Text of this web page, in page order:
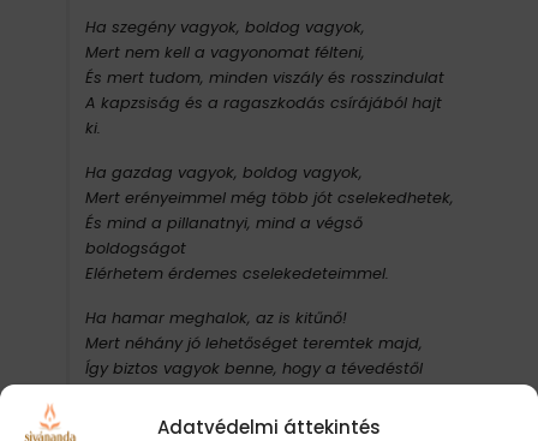
Adatvédelmi áttekintés
Ha szegény vagyok, boldog vagyok,
Mert nem kell a vagyonomat félteni,
És mert tudom, minden viszály és rosszindulat
A kapzsiság és a ragaszkodás csírájából hajt
ki.
Ha gazdag vagyok, boldog vagyok,
Mert erényeimmel még több jót cselekedhetek,
És mind a pillanatnyi, mind a végső
boldogságot
Elérhetem érdemes cselekedeteimmel.
Ha hamar meghalok, az is kitűnő!
Mert néhány jó lehetőséget teremtek majd,
Így biztos vagyok benne, hogy a tévedéstől
Mielőtt bármilyen akadály felmerülne.